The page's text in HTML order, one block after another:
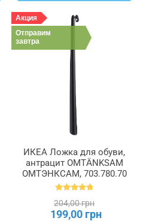
Акция
Отправим
завтра
ИКЕА Ложка для обуви,
антрацит OMTÄNKSAM
ОМТЭНКСАМ, 703.780.70
204,00 грн
199,00 грн